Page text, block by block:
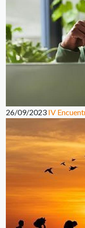
26/09/2023 IV